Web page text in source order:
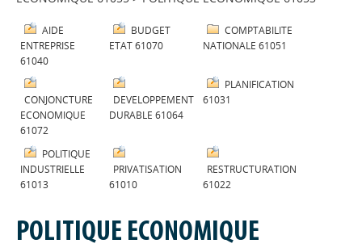
AIDE
ENTREPRISE
61040
BUDGET
ETAT 61070
COMPTABILITE
NATIONALE 61051
CONJONCTURE
ECONOMIQUE
61072
DEVELOPPEMENT
DURABLE 61064
PLANIFICATION
61031
POLITIQUE
INDUSTRIELLE
61013
PRIVATISATION
61010
RESTRUCTURATION
61022
POLITIQUE ECONOMIQUE